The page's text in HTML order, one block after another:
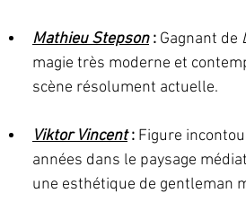
Mathieu Stepson : Gagnant de
magie très moderne et
scène résolument actuelle.
Viktor Vincent : Figure
années dans le paysage
une esthétique de gentleman